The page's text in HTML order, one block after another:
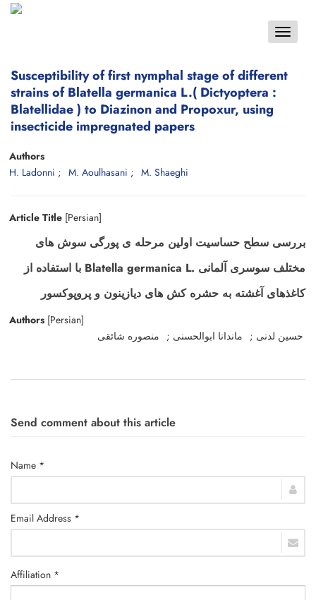
Toggle
Susceptibility of first nymphal stage of different
strains of Blatella germanica L.( Dictyoptera :
Blatellidae ) to Diazinon and Propoxur, using
insecticide impregnated papers
Authors
H. Ladonni
M. Aoulhasani M. Shaeghi
Article Title [Persian]
بررسی سطح حساسیت اولین مرحله ی پورگی سوش های
مختلف سوسری آلمانی .Blatella germanica L با استفاده از
کاغذهای آغشته به حشره کش های دیازینون و پروپوکسور
Authors [Persian]
حسین لدنی
ماندانا ابوالحسنی منصوره شائقی
Send comment about this article
Name *
Email Address *
Affiliation *